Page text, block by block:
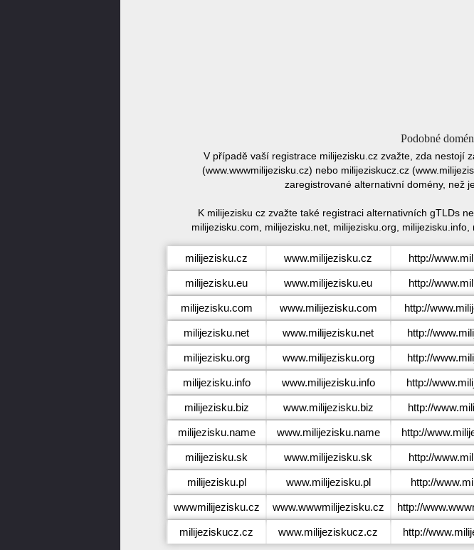
Podobné
V případě vaší registrace milijezisku.cz zvažte, zda nestojí
(www.wwwmilijezisku.cz) nebo milijeziskucz.cz
zaregistrované alternativní domény, než
K milijezisku cz zvažte také registraci alternativních gTLDs
milijezisku.com, milijezisku.net, milijezisku.org,
milijezisku.cz www.milijezisku.cz http://
milijezisku.eu www.milijezisku.eu http://
milijezisku.com www.milijezisku.com http://
milijezisku.net www.milijezisku.net http://
milijezisku.org www.milijezisku.org http://
milijezisku.info www.milijezisku.info http://
milijezisku.biz www.milijezisku.biz http://
milijezisku.name www.milijezisku.name http://
milijezisku.sk www.milijezisku.sk http://
milijezisku.pl www.milijezisku.pl http://
wwwmilijezisku.cz www.wwwmilijezisku.cz http://
milijeziskucz.cz www.milijeziskucz.cz http://